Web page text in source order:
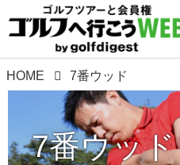
HOME 7番ウッド
7番ウッド